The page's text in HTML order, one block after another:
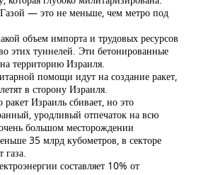
— это не меньше, чем метро под
объем импорта и трудовых ресурсов
этих туннелей. Эти бетонированные
территорию Израиля.
помощи идут на создание ракет,
в сторону Израиля.
Израиль сбивает, но это
уродливый отпечаток на всю
большом месторождении
35 млрд кубометров, в секторе
газа.
составляет 10% от